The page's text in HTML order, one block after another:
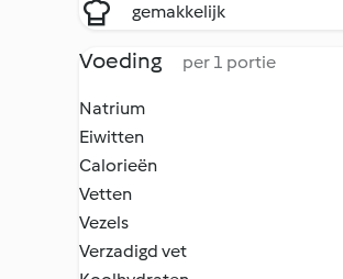
gemakkelijk
Voeding per 1 portie
Natrium
Eiwitten
Calorieën
Vetten
Vezels
Verzadigd vet